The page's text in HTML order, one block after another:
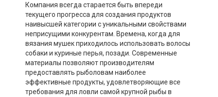
Компания всегда старается быть впереди
текущего прогресса для создания продуктов
наивысшей категории с уникальными свойствами
неприсущими конкурентам. Времена, когда для
вязания мушек приходилось использовать волосы
собаки и куриные перья, позади. Современные
материалы позволяют производителям
предоставлять рыболовам наиболее
эффективные продукты, удовлетворяющие все
требования для ловли самой крупной рыбы в